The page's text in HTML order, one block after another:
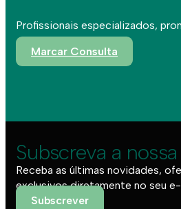
Profissionais especializados,
Marcar Consulta
Subscreva a
Receba as últimas novidades,
exclusivos diretamente no seu e-
Subscrever